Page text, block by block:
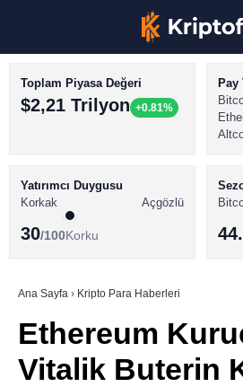
BİTCOİN HABERLERİ
ALTCOİN HABERLERİ
SÖZLÜK
Toplam Piyasa Değeri
$2,21 Trilyon +0.81%
Pay
Yatırımcı Duygusu
Korkak
Açgözlü
30/100Korku
Ana Sayfa › Kripto Para Haberleri
Ethereum
Vitalik Buterin